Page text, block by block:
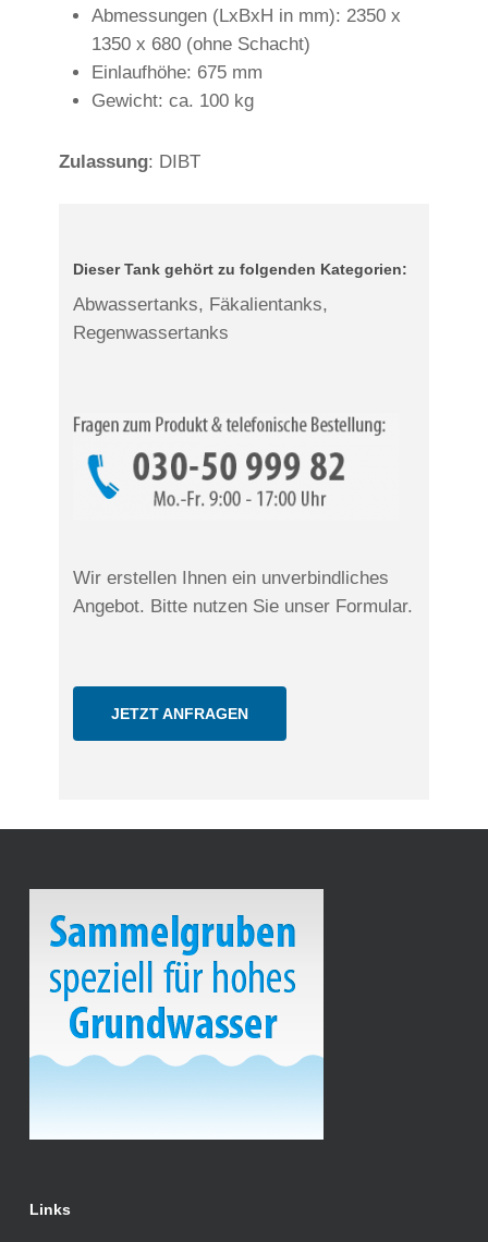
Abmessungen (LxBxH in mm): 2350 x
1350 x 680 (ohne Schacht)
Einlaufhöhe: 675 mm
Gewicht: ca. 100 kg
Zulassung: DIBT
Dieser Tank gehört zu folgenden Kategorien:
Abwassertanks, Fäkalientanks,
Regenwassertanks
Wir erstellen Ihnen ein unverbindliches
Angebot. Bitte nutzen Sie unser Formular.
JETZT ANFRAGEN
Links